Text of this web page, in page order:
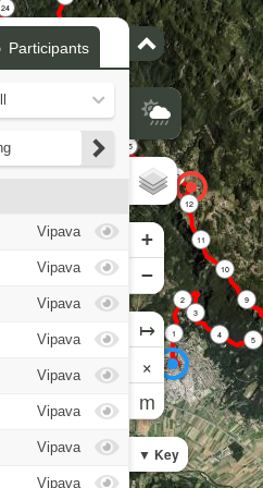
24
4
12
2
10
14
1
3
5
9
11
13
15
29
+
−
↦
×
m
Key
Participants
Vipava
Vipava
Vipava
Vipava
Vipava
Vipava
Vipava
Vipava